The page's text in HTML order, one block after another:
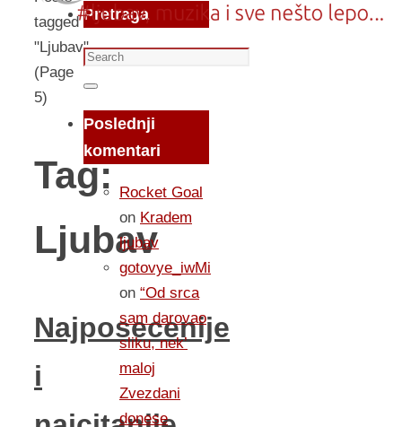
tagged
"Ljubav"
(Page
5)
Tag:
Ljubav
Najposecenije
i
Pretraga
Search
for:
Search
Poslednji
komentari
Rocket Goal
on Kradem
ljubav
gotovye_iwMi
on “Od srca
sam darovao
sliku, nek’
maloj
Zvezdani
donese